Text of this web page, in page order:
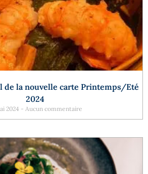
de la nouvelle carte Printemps/Eté
2024
2024 Aucun commentaire